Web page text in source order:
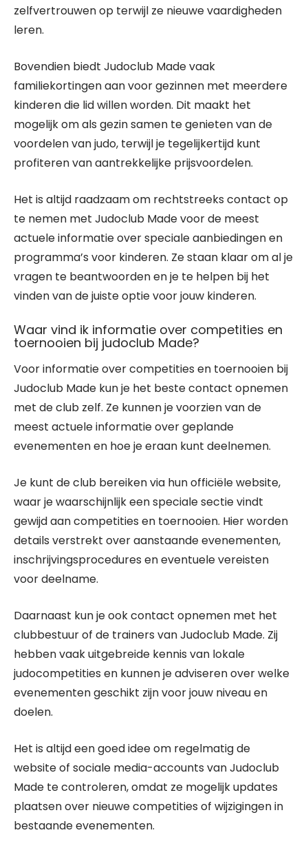
zelfvertrouwen op terwijl ze nieuwe vaardigheden
leren.
Bovendien biedt Judoclub Made vaak
familiekortingen aan voor gezinnen met meerdere
kinderen die lid willen worden. Dit maakt het
mogelijk om als gezin samen te genieten van de
voordelen van judo, terwijl je tegelijkertijd kunt
profiteren van aantrekkelijke prijsvoordelen.
Het is altijd raadzaam om rechtstreeks contact op
te nemen met Judoclub Made voor de meest
actuele informatie over speciale aanbiedingen en
programma’s voor kinderen. Ze staan klaar om al je
vragen te beantwoorden en je te helpen bij het
vinden van de juiste optie voor jouw kinderen.
Waar vind ik informatie over competities en
toernooien bij judoclub Made?
Voor informatie over competities en toernooien bij
Judoclub Made kun je het beste contact opnemen
met de club zelf. Ze kunnen je voorzien van de
meest actuele informatie over geplande
evenementen en hoe je eraan kunt deelnemen.
Je kunt de club bereiken via hun officiële website,
waar je waarschijnlijk een speciale sectie vindt
gewijd aan competities en toernooien. Hier worden
details verstrekt over aanstaande evenementen,
inschrijvingsprocedures en eventuele vereisten
voor deelname.
Daarnaast kun je ook contact opnemen met het
clubbestuur of de trainers van Judoclub Made. Zij
hebben vaak uitgebreide kennis van lokale
judocompetities en kunnen je adviseren over welke
evenementen geschikt zijn voor jouw niveau en
doelen.
Het is altijd een goed idee om regelmatig de
website of sociale media-accounts van Judoclub
Made te controleren, omdat ze mogelijk updates
plaatsen over nieuwe competities of wijzigingen in
bestaande evenementen.